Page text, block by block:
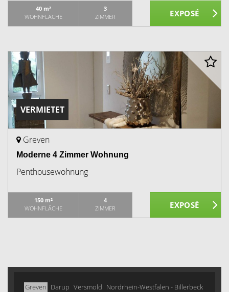
40 m²
WOHNFLÄCHE
3
ZIMMER
VERMIETET
Greven
Moderne 4 Zimmer Wohnung
Penthousewohnung
150 m²
WOHNFLÄCHE
4
ZIMMER
Greven Darup Versmold Nordrhein-Westfalen - Billerbeck